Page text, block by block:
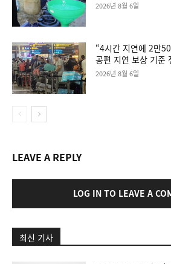
2026년 8월 6일
“4시간 지연에 2만
공편 지연 보상 기준
2026년 8월 6일
LEAVE A REPLY
LOG IN TO LEAVE A
최신 기사